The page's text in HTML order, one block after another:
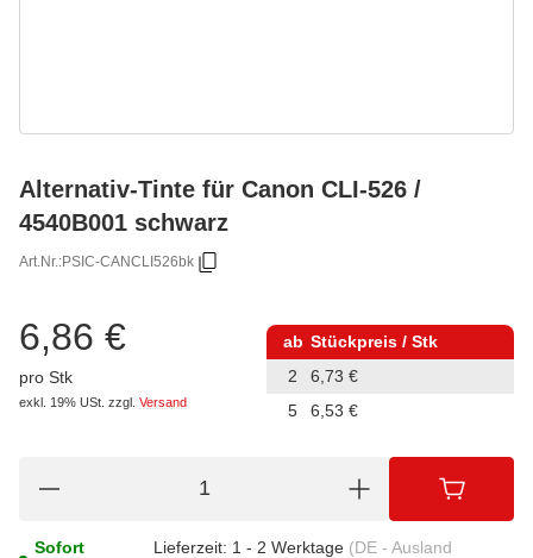
Alternativ-Tinte für Canon CLI-526 /
4540B001 schwarz
Art.Nr.:PSIC-CANCLI526bk
6,86 €
pro Stk
exkl. 19% USt. zzgl. Versand
ab Stückpreis / Stk
2
6,73 €
5
6,53 €
Sofort
Lieferzeit: 1 - 2 Werktage (DE - Ausland